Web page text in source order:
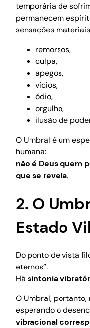
temporária de
permanecem
sensações
remorsos,
culpa,
apegos,
vícios,
ódio,
orgulho,
ilusão de
O Umbral é um
humana:
não é Deus quem
que se revela.
2. O
Estado
Do ponto de vista
eternos”.
Há sintonia
O Umbral, portanto,
esperando o
vibracional